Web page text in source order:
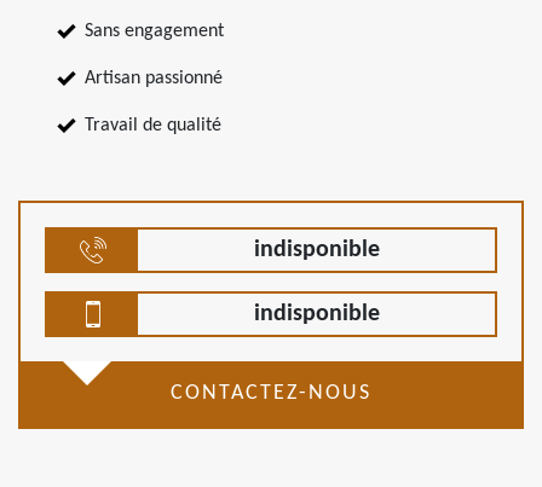
Sans engagement
Artisan passionné
Travail de qualité
indisponible
indisponible
CONTACTEZ-NOUS